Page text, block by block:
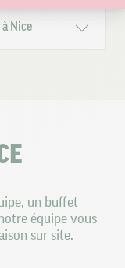
: Personnalisez vos
Nice
un buffet
équipe vous
sur site.